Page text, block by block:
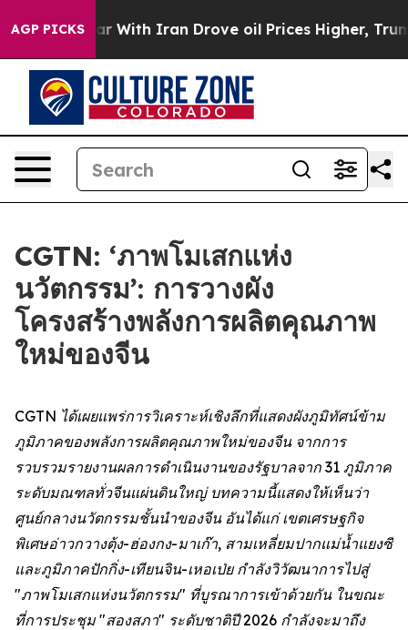
AGP PICKS
As war With Iran Drove oil Prices Higher, Trump
CGTN: ‘ภาพโมเสกแห่ง
นวัตกรรม’: การวางผัง
โครงสร้างพลังการผลิตคุณภาพ
ใหม่ของจีน
CGTN ได้เผยแพร่การวิเคราะห์เชิงลึกที่แสดงผังภูมิทัศน์ข้าม
ภูมิภาคของพลังการผลิตคุณภาพใหม่ของจีน จากการ
รวบรวมรายงานผลการดำเนินงานของรัฐบาลจาก 31 ภูมิภาค
ระดับมณฑลทั่วจีนแผ่นดินใหญ่ บทความนี้แสดงให้เห็นว่า
ศูนย์กลางนวัตกรรมชั้นนำของจีน อันได้แก่ เขตเศรษฐกิจ
พิเศษอ่าวกวางตุ้ง-ฮ่องกง-มาเก๊า, สามเหลี่ยมปากแม่น้ำแยงซี
และภูมิภาคปักกิ่ง-เทียนจิน-เหอเป่ย กำลังวิวัฒนาการไปสู่
"ภาพโมเสกแห่งนวัตกรรม" ที่บูรณาการเข้าด้วยกัน ในขณะ
ที่การประชุม "สองสภา" ระดับชาติปี 2026 กำลังจะมาถึง